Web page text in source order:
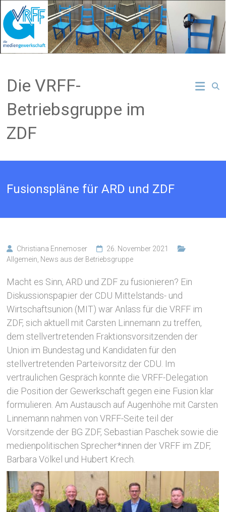
Inhalt
springen
Die VRFF-
Betriebsgruppe im
ZDF
Fusionspläne für ARD und ZDF
Christiana Ennemoser
26. November 2021
Allgemein News aus der Betriebsgruppe
Macht es Sinn, ARD und ZDF zu fusionieren? Ein
Diskussionspapier der CDU Mittelstands- und
Wirtschaftsunion (MIT) war Anlass für die VRFF im
ZDF, sich aktuell mit Carsten Linnemann zu treffen,
dem stellvertretenden Fraktionsvorsitzenden der
Union im Bundestag und Kandidaten für den
stellvertretenden Parteivorsitz der CDU. Im
vertraulichen Gespräch konnte die VRFF-Delegation
die Position der Gewerkschaft gegen eine Fusion klar
formulieren. Am Austausch auf Augenhöhe mit Carsten
Linnemann nahmen von VRFF-Seite teil der
Vorsitzende der BG ZDF, Sebastian Paschek sowie die
medienpolitischen Sprecher*innen der VRFF im ZDF,
Barbara Völkel und Hubert Krech.